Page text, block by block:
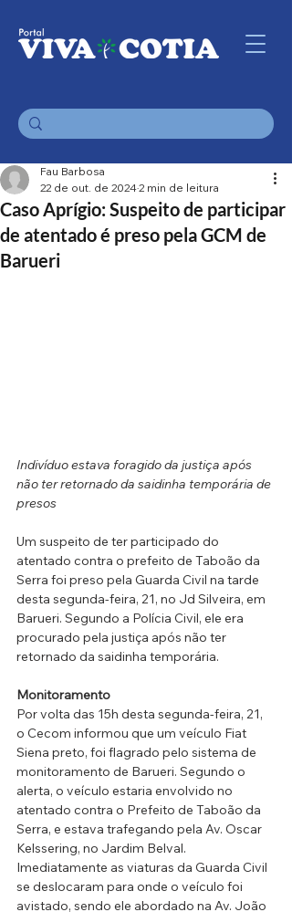
Caso Aprígio: Suspeito de participar
de atentado é preso pela GCM de
Barueri
Fau Barbosa
22 de out. de 20242 min de leitura
Indivíduo estava foragido da justiça após
não ter retornado da saidinha temporária de
presos
Um suspeito de ter participado do
atentado contra o prefeito de Taboão da
Serra foi preso pela Guarda Civil na tarde
desta segunda-feira, 21, no Jd Silveira, em
Barueri. Segundo a Polícia Civil, ele era
procurado pela justiça após não ter
retornado da saidinha temporária.
Monitoramento
Por volta das 15h desta segunda-feira, 21,
o Cecom informou que um veículo Fiat
Siena preto, foi flagrado pelo sistema de
monitoramento de Barueri. Segundo o
alerta, o veículo estaria envolvido no
atentado contra o Prefeito de Taboão da
Serra, e estava trafegando pela Av. Oscar
Kelssering, no Jardim Belval.
Imediatamente as viaturas da Guarda Civil
se deslocaram para onde o veículo foi
avistado, sendo ele abordado na Av. João